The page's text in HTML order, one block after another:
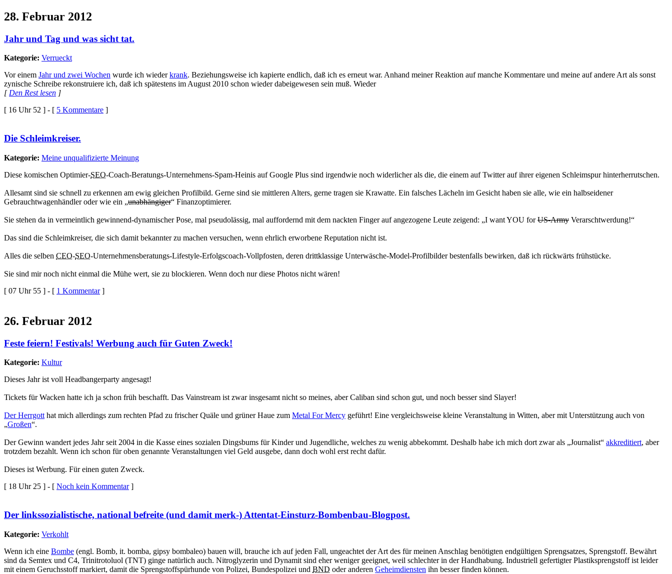
28. Februar 2012
Jahr und Tag und was sicht tat.
Kategorie: Verrueckt
Vor einem Jahr und zwei Wochen wurde ich wiederkrank. Beziehungsweise ich kapierte endlich, daß ich es erneut war. Anhand meiner Reaktion auf manche Kommentare und meine auf andere Art als sonst
zynische Schreibe rekonstruiere ich, daß ich spätestens im August 2010 schon wieder dabeigewesen sein muß. Wieder
[ Den Rest lesen ]
[ 16 Uhr 52 ] - [ 5 Kommentare ]
Die Schleimkreiser.
Kategorie: Meine unqualifizierte Meinung
Diese komischen Optimier-SEO-Coach-Beratungs-Unternehmens-Spam-Heinis auf Google Plus sind irgendwie noch widerlicher als die, die einem auf Twitter auf ihrer eigenen Schleimspur hinterherrutschen.
Allesamt sind sie schnell zu erkennen am ewig gleichen Profilbild. Gerne sind sie mittleren Alters, gerne tragen sie Krawatte. Ein falsches Lächeln im Gesicht haben sie alle, wie ein halbseidener
Gebrauchtwagenhändler oder wie ein „unabhängiger“ Finanzoptimierer.
Sie stehen da in vermeintlich gewinnend-dynamischer Pose, mal pseudolässig, mal auffordernd mit dem nackten Finger auf angezogene Leute zeigend: „I want YOU forUS-Army Verarschtwerdung!“
Das sind die Schleimkreiser, die sich damit bekannter zu machen versuchen, wenn ehrlich erworbene Reputation nicht ist.
Alles die selben CEO-SEO-Unternehmensberatungs-Lifestyle-Erfolgscoach-Vollpfosten, deren drittklassige Unterwäsche-Model-Profilbilder bestenfalls bewirken, daß ich rückwärts frühstücke.
Sie sind mir noch nicht einmal die Mühe wert, sie zu blockieren. Wenn doch nur diese Photos nicht wären!
[ 07 Uhr 55 ] - [ 1 Kommentar]
26. Februar 2012
Feste feiern! Festivals! Werbung auch für Guten Zweck!
Kategorie: Kultur
Dieses Jahr ist voll Headbangerparty angesagt!
Tickets für Wacken hatte ich ja schon früh beschafft. Das Vainstream ist zwar insgesamt nicht so meines, aber Caliban sind schon gut, und noch besser sind Slayer!
Der Herrgott hat mich allerdings zum rechten Pfad zu frischer Quäle und grüner Haue zum Metal For Mercy geführt! Eine vergleichsweise kleine Veranstaltung in Witten, aber mit Unterstützung auch von
„Großen“.
Der Gewinn wandert jedes Jahr seit 2004 in die Kasse eines sozialen Dingsbums für Kinder und Jugendliche, welches zu wenig abbekommt. Deshalb habe ich mich dort zwar als „Journalist“ akkreditiert, aber
trotzdem bezahlt. Wenn ich schon für oben genannte Veranstaltungen viel Geld ausgebe, dann doch wohl erst recht dafür.
Dieses ist Werbung. Für einen guten Zweck.
[ 18 Uhr 25 ] - [ Noch kein Kommentar]
Der linkssozialistische, national befreite (und damit merk-) Attentat-Einsturz-Bombenbau-Blogpost.
Kategorie: Verkohlt
Wenn ich eine Bombe (engl. Bomb, it. bomba, gipsy bombaleo) bauen will, brauche ich auf jeden Fall, ungeachtet der Art des für meinen Anschlag benötigten endgültigen Sprengsatzes, Sprengstoff. Bewährt
sind da Semtex und C4, Trinitrotoluol (TNT) ginge natürlich auch. Nitroglyzerin und Dynamit sind eher weniger geeignet, weil schlechter in der Handhabung. Industriell gefertigter Plastiksprengstoff ist leider
mit einem Geruchsstoff markiert, damit die Sprengstoffspürhunde von Polizei, Bundespolizei und BND oder anderen Geheimdiensten ihn besser finden können.